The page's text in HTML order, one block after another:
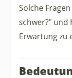
Solche
schwer?" und
Erwartung zu